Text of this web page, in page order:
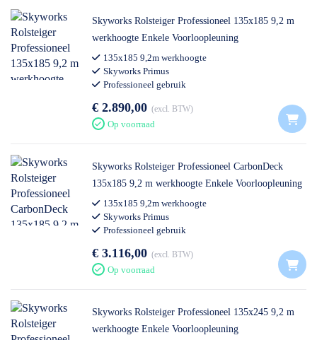
Skyworks Rolsteiger Professioneel 135x185 9,2 m
werkhoogte Enkele Voorloopleuning
135x185 9,2m werkhoogte
Skyworks Primus
Professioneel gebruik
€ 2.890,00 excl. BTW
Op voorraad
Skyworks Rolsteiger Professioneel CarbonDeck
135x185 9,2 m werkhoogte Enkele Voorloopleuning
135x185 9,2m werkhoogte
Skyworks Primus
Professioneel gebruik
€ 3.116,00 excl. BTW
Op voorraad
Skyworks Rolsteiger Professioneel 135x245 9,2 m
werkhoogte Enkele Voorloopleuning